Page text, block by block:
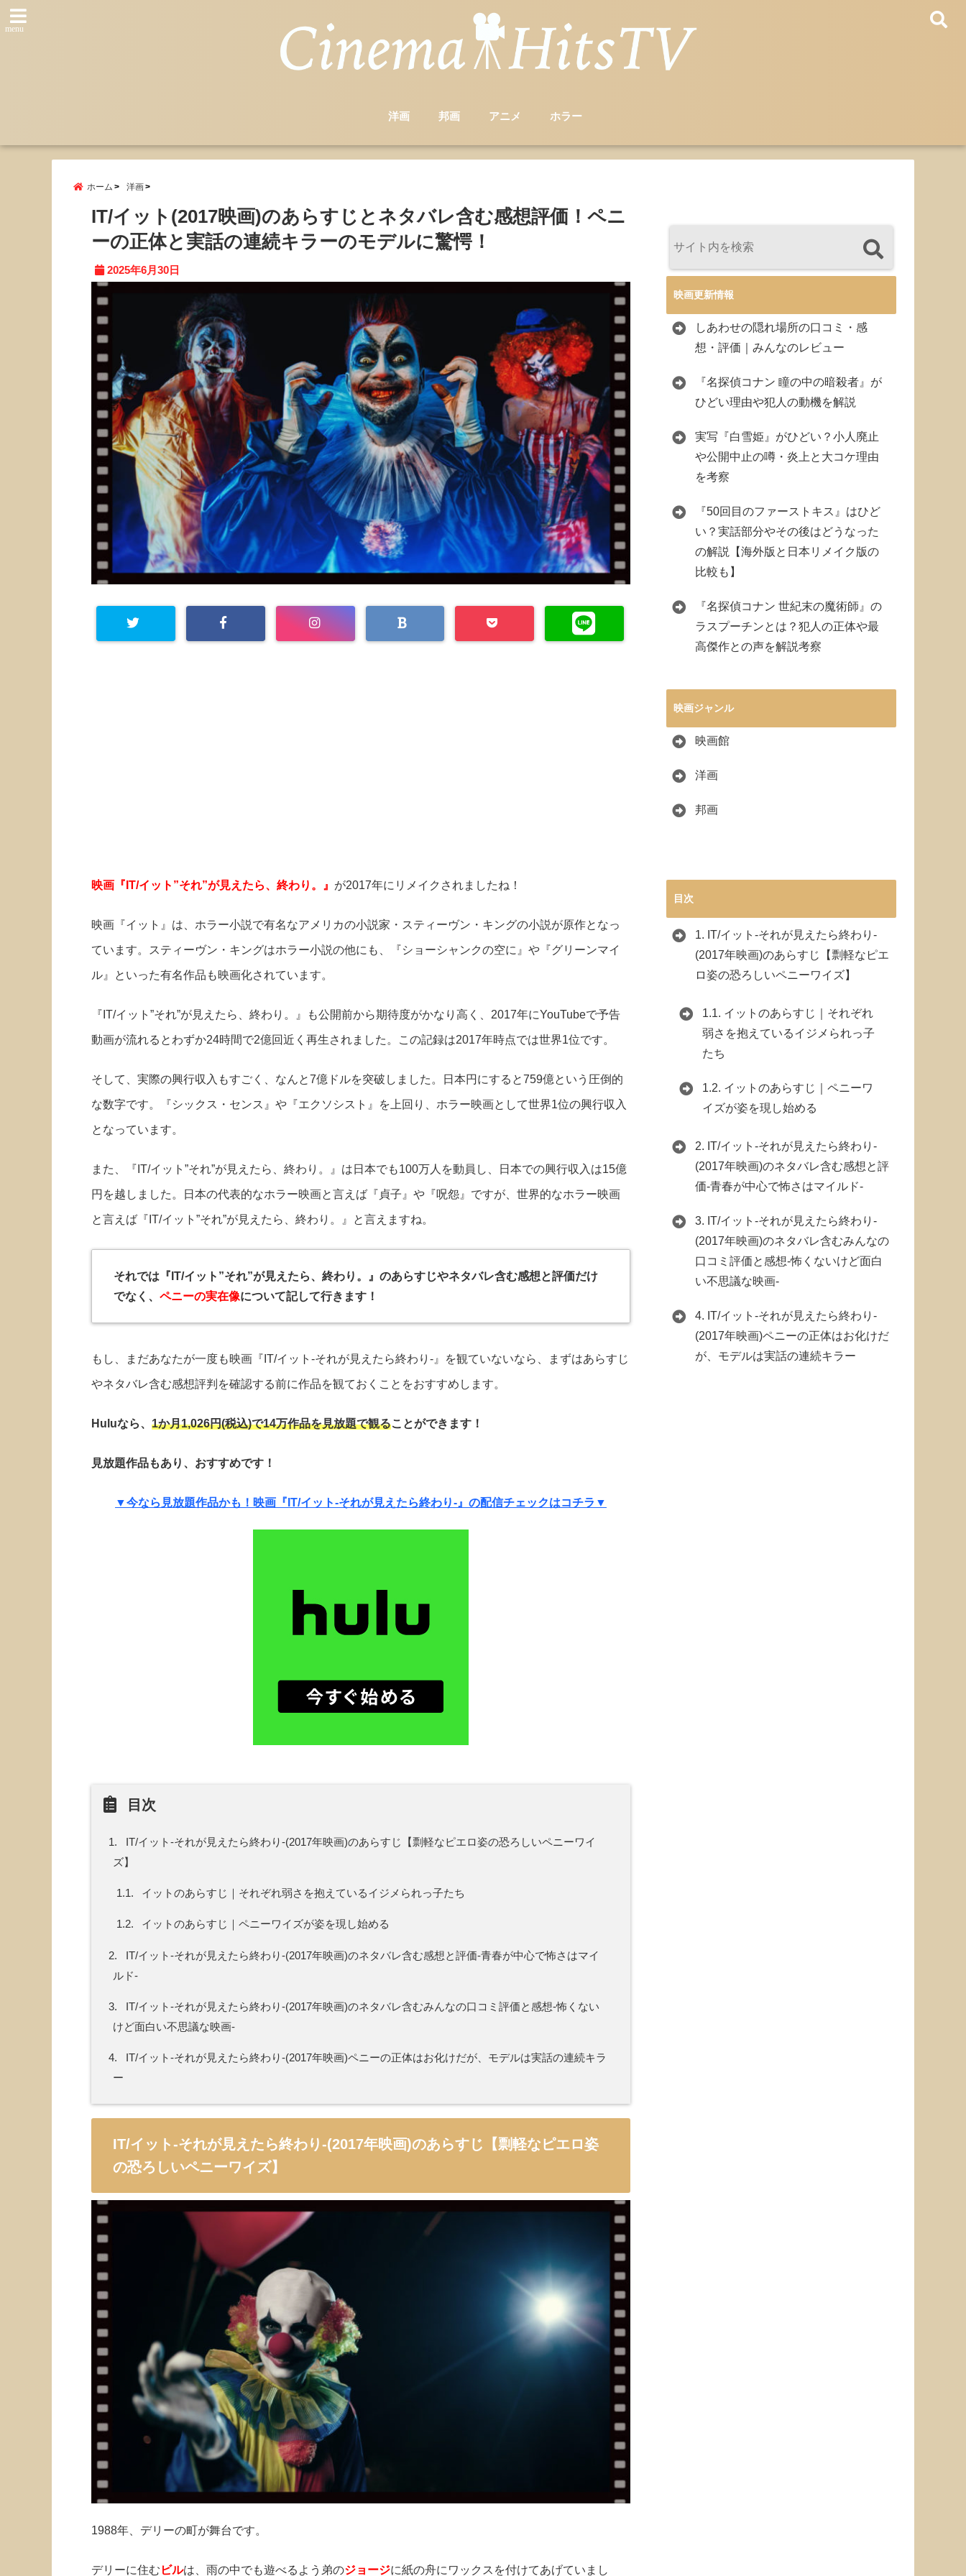
menu
洋画 邦画 アニメ ホラー
ホーム 洋画
IT/イット(2017映画)のあらすじとネタバレ含む感想評価！ペニ
ーの正体と実話の連続キラーのモデルに驚愕！
2025年6月30日
映画『IT/イット”それ”が見えたら、終わり。』 が2017年にリメイクされましたね！
映画『イット』は、ホラー小説で有名なアメリカの小説家・スティーヴン・キングの小説が原作となっ
ています。スティーヴン・キングはホラー小説の他にも、『ショーシャンクの空に』や『グリーンマイ
ル』といった有名作品も映画化されています。
『IT/イット”それ”が見えたら、終わり。』も公開前から期待度がかなり高く、2017年にYouTubeで予告
動画が流れるとわずか24時間で2億回近く再生されました。この記録は2017年時点では世界1位です。
そして、実際の興行収入もすごく、なんと7億ドルを突破しました。日本円にすると759億という圧倒的
な数字です。『シックス・センス』や『エクソシスト』を上回り、ホラー映画として世界1位の興行収入
となっています。
また、『IT/イット”それ”が見えたら、終わり。』は日本でも100万人を動員し、日本での興行収入は15億
円を越しました。日本の代表的なホラー映画と言えば『貞子』や『呪怨』ですが、世界的なホラー映画
と言えば『IT/イット”それ”が見えたら、終わり。』と言えますね。
それでは『IT/イット”それ”が見えたら、終わり。』のあらすじやネタバレ含む感想と評価だけ
でなく、 ペニーの実在像について記して行きます！
もし、まだあなたが一度も映画『IT/イット-それが見えたら終わり-』を観ていないなら、まずはあらすじ
やネタバレ含む感想評判を確認する前に作品を観ておくことをおすすめします。
Huluなら、 1か月1,026円(税込)で14万作品を見放題で観ることができます！
見放題作品もあり、おすすめです！
▼今なら見放題作品かも！映画『IT/イット-それが見えたら終わり-』の配信チェックはコチラ▼
目次
1.
IT/イット-それが見えたら終わり-(2017年映画)のあらすじ【剽軽なピエロ姿の恐ろしいペニーワイ
ズ】
1.1. イットのあらすじ｜それぞれ弱さを抱えているイジメられっ子たち
1.2. イットのあらすじ｜ペニーワイズが姿を現し始める
2.
IT/イット-それが見えたら終わり-(2017年映画)のネタバレ含む感想と評価-青春が中心で怖さはマイ
ルド-
3.
IT/イット-それが見えたら終わり-(2017年映画)のネタバレ含むみんなの口コミ評価と感想-怖くない
けど面白い不思議な映画-
4.
IT/イット-それが見えたら終わり-(2017年映画)ペニーの正体はお化けだが、モデルは実話の連続キラ
ー
IT/イット-それが見えたら終わり-(2017年映画)のあらすじ【剽軽なピエロ姿
の恐ろしいペニーワイズ】
1988年、デリーの町が舞台です。
デリーに住む ビルは、雨の中でも遊べるよう弟のジョージに紙の舟にワックスを付けてあげていまし
映画更新情報
しあわせの隠れ場所の口コミ・感
想・評価｜みんなのレビュー
『名探偵コナン 瞳の中の暗殺者』が
ひどい理由や犯人の動機を解説
実写『白雪姫』がひどい？小人廃止
や公開中止の噂・炎上と大コケ理由
を考察
『50回目のファーストキス』はひど
い？実話部分やその後はどうなった
の解説【海外版と日本リメイク版の
比較も】
『名探偵コナン 世紀末の魔術師』の
ラスプーチンとは？犯人の正体や最
高傑作との声を解説考察
映画ジャンル
映画館
洋画
邦画
目次
1. IT/イット-それが見えたら終わり-
(2017年映画)のあらすじ【剽軽なピエ
ロ姿の恐ろしいペニーワイズ】
1.1. イットのあらすじ｜それぞれ
弱さを抱えているイジメられっ子
たち
1.2. イットのあらすじ｜ペニーワ
イズが姿を現し始める
2. IT/イット-それが見えたら終わり-
(2017年映画)のネタバレ含む感想と評
価-青春が中心で怖さはマイルド-
3. IT/イット-それが見えたら終わり-
(2017年映画)のネタバレ含むみんなの
口コミ評価と感想-怖くないけど面白
い不思議な映画-
4. IT/イット-それが見えたら終わり-
(2017年映画)ペニーの正体はお化けだ
が、モデルは実話の連続キラー